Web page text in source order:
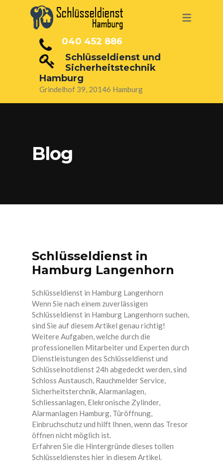
TÜRÖFFNUNG HAMBURG
7/24 SCHLÜSSELDIENST
SCHLÜSSEL ABGEBROCHEN
ELEKTRONISCHE SCHLIESSZYLILNDER
SCHLIESSANLAGEN
RAUCHMELDER SERVICE UND
MONTAGE
TRESOR ÖFFNEN, SAFE ÖFFNEN
SCHLÜSSELDIENST HAMBURG
AUTO SCHLÜSSELDIENST HAMBURG
ZAHLUNGSOPTIONEN
040 452 886
Schlüsseldienst und
Sicherheitstechnik
Hamburg
Grindelhof 39, 20146 Hamburg
Blog
Schlüsseldienst in
Hamburg Langenhorn
Schlüsseldienst in Hamburg Langenhorn
Wenn Sie nach einem zuverlässigen
Schlüsseldienst in Hamburg Langenhorn suchen,
sind Sie auf diesem Artikel genau richtig!
Weitere Aufgaben, welche durch die
professionellen Mitarbeiter und Experten durch
Dienstleistungen des Schlüsseldienst und
Schlüsselnotdienst 24h abgedeckt werden, sind
Schloss Austausch, Rauchmelder Service,
Sicherheitsterchnik, Alarmanlagen,
Schliessanlagen, Elekronische Zylinder,
Alarmanlagen Hamburg, Türöffnung,
Einbruchschutz und hilft Ihnen, wenn das Tresor
öffnen nicht möglich ist.
Erfahren Sie die Hintergründe dieses tollen
Schlüsseldienstes hier in diesem Artikel.